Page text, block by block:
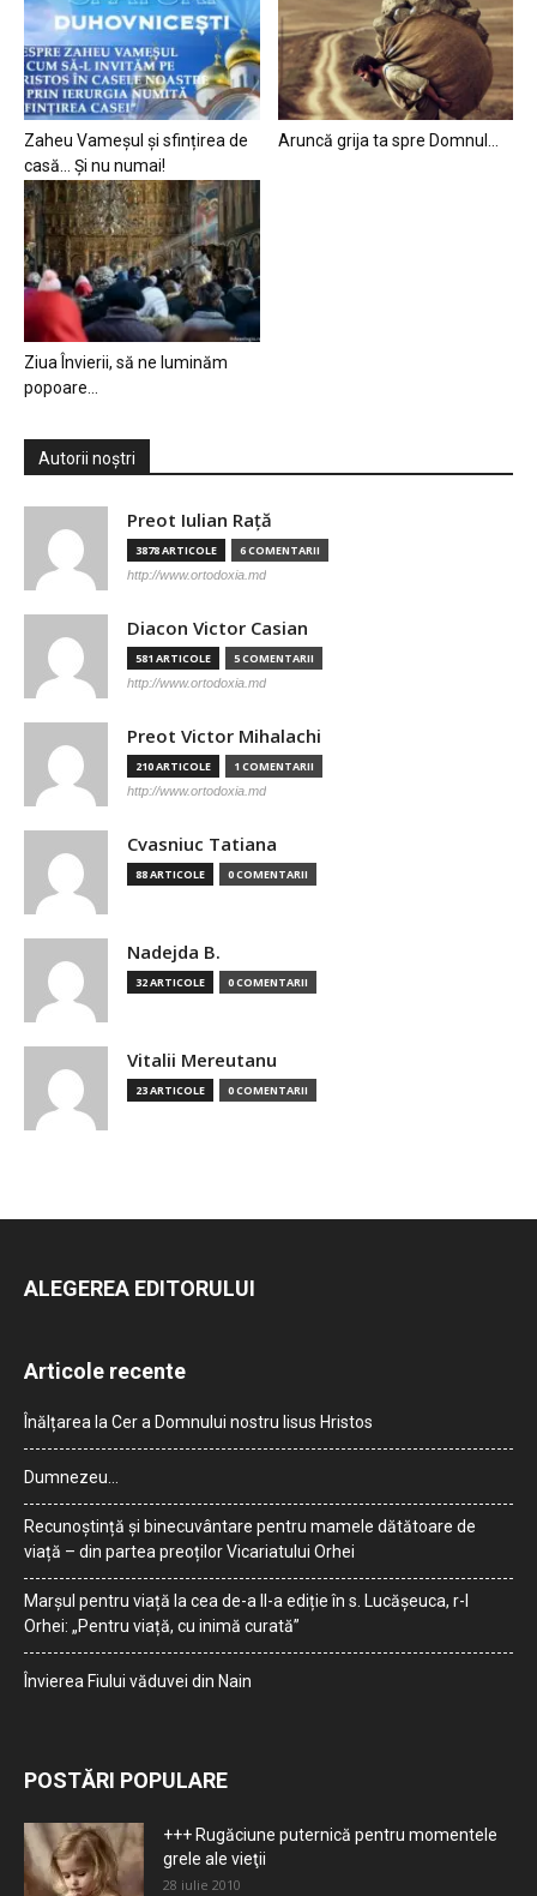
Zaheu Vameșul și sfințirea de
casă… Și nu numai!
Aruncă grija ta spre Domnul…
Ziua Învierii, să ne luminăm
popoare…
Autorii noștri
Preot Iulian Raţă
3878 ARTICOLE 6 COMENTARII
http://www.ortodoxia.md
Diacon Victor Casian
581 ARTICOLE 5 COMENTARII
http://www.ortodoxia.md
Preot Victor Mihalachi
210 ARTICOLE 1 COMENTARII
http://www.ortodoxia.md
Cvasniuc Tatiana
88 ARTICOLE 0 COMENTARII
Nadejda B.
32 ARTICOLE 0 COMENTARII
Vitalii Mereutanu
23 ARTICOLE 0 COMENTARII
ALEGEREA EDITORULUI
Articole recente
Înălțarea la Cer a Domnului nostru Iisus Hristos
Dumnezeu…
Recunoștință și binecuvântare pentru mamele dătătoare de
viață – din partea preoților Vicariatului Orhei
Marșul pentru viață la cea de-a II-a ediție în s. Lucășeuca, r-l
Orhei: „Pentru viață, cu inimă curată”
Învierea Fiului văduvei din Nain
POSTĂRI POPULARE
+++ Rugăciune puternică pentru momentele
grele ale vieţii
28 iulie 2010